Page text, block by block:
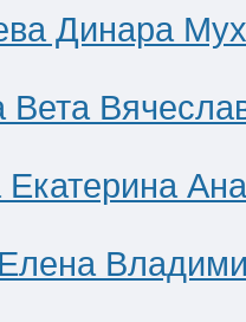
Динара
Вета
Екатерина